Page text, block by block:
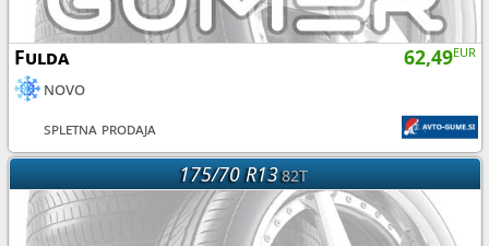
62,49EUR
Fulda
novo
spletna prodaja
175/70 R1382T